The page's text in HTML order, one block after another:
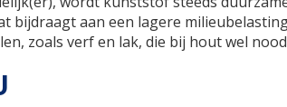
bijdraagt aan een lagere
zoals verf en lak, die bij hout wel